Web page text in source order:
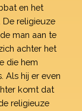
en het
De religieuze
man aan te
achter het
die hem
Als hij er even
komt dat
religieuze